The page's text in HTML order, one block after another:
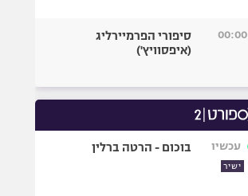
00:00
סיפורי הפרמיירליג
(איפסוויץ')
עכשיו
ישיר
בוכום - הרטה ברלין